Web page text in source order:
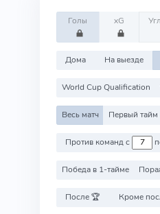
Голы xG
Дома На выезде
World Cup Qualification
Весь матч Первый тайм
Против команд с
Победа в 1-тайме
После 🏆 Кроме